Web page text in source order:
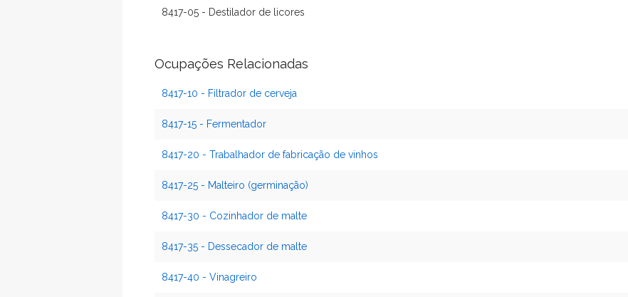
8417-05 - Destilador de licores
Ocupações Relacionadas
8417-10 - Filtrador de cerveja
8417-15 - Fermentador
8417-20 - Trabalhador de fabricação de vinhos
8417-25 - Malteiro (germinação)
8417-30 - Cozinhador de malte
8417-35 - Dessecador de malte
8417-40 - Vinagreiro